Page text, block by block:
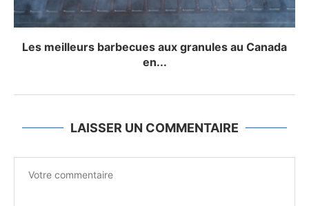
Les meilleurs barbecues aux granules au Canada
en...
LAISSER UN COMMENTAIRE